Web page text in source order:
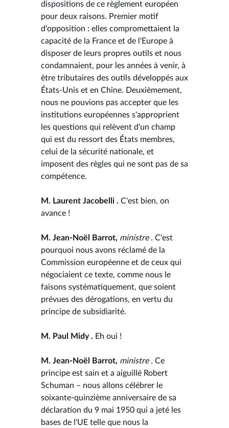
dispositions de ce règlement européen
pour deux raisons. Premier motif
d'opposition : elles compromettaient la
capacité de la France et de l'Europe à
disposer de leurs propres outils et nous
condamnaient, pour les années à venir, à
être tributaires des outils développés aux
États-Unis et en Chine. Deuxièmement,
nous ne pouvions pas accepter que les
institutions européennes s'approprient
les questions qui relèvent d'un champ
qui est du ressort des États membres,
celui de la sécurité nationale, et
imposent des règles qui ne sont pas de sa
compétence.
M. Laurent Jacobelli . C'est bien, on
avance !
M. Jean-Noël Barrot, ministre . C'est
pourquoi nous avons réclamé de la
Commission européenne et de ceux qui
négociaient ce texte, comme nous le
faisons systématiquement, que soient
prévues des dérogations, en vertu du
principe de subsidiarité.
M. Paul Midy . Eh oui !
M. Jean-Noël Barrot, ministre . Ce
principe est sain et a aiguillé Robert
Schuman – nous allons célébrer le
soixante-quinzième anniversaire de sa
déclaration du 9 mai 1950 qui a jeté les
bases de l'UE telle que nous la